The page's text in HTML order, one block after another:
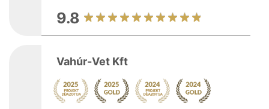
9.8
Vahúr-Vet Kft